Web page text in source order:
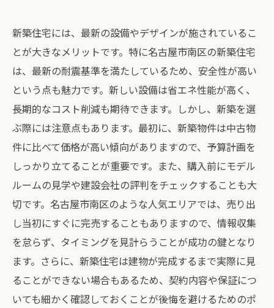
新築住宅には、最新の設備やデザインが施されているこ
とが大きなメリットです。特に名古屋市南区の新築住宅
は、最新の耐震基準を満たしているため、安全性が高い
という点も魅力です。新しい設備は省エネ性能が高く、
長期的なコスト削減も期待できます。しかし、新築を選
ぶ際には注意点もあります。最初に、新築物件は中古物
件に比べて価格が高い傾向がありますので、予算計画を
しっかり立てることが重要です。また、購入前にモデル
ルームの見学や建設会社の評判をチェックすることも大
切です。名古屋市南区のような人気エリアでは、売り出
し当初にすぐに完売することもありますので、情報収集
を怠らず、タイミングを見計らうことが成功の鍵となり
ます。さらに、新築住宅は建物が完成するまで実際に見
ることができない場合もあるため、契約内容や保証につ
いても細かく確認しておくことが後悔を避けるためのポ